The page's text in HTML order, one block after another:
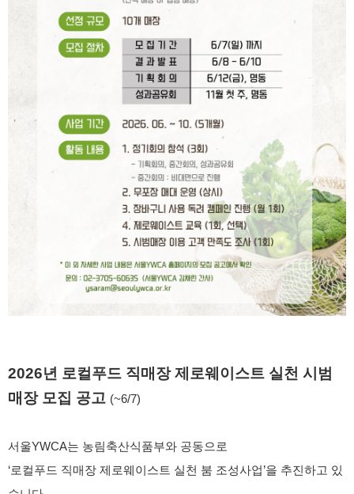
2026년 로컬푸드 직매장 제로웨이스트 실천 시범
매장 모집 공고 (~6/7)
서울YWCA는 농림축산식품부와 공동으로
‘로컬푸드 직매장 제로웨이스트 실천 붐 조성사업’을 추진하고 있